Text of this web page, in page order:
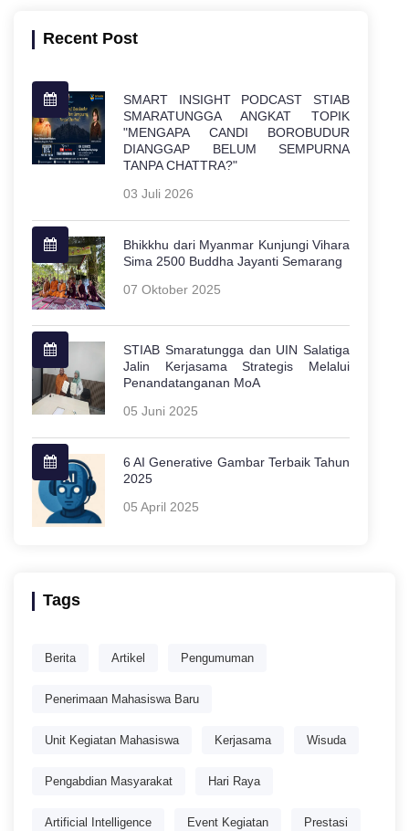
Recent Post
SMART INSIGHT PODCAST STIAB
SMARATUNGGA ANGKAT TOPIK
"MENGAPA CANDI BOROBUDUR
DIANGGAP BELUM SEMPURNA
TANPA CHATTRA?"
03 Juli 2026
Bhikkhu dari Myanmar Kunjungi Vihara
Sima 2500 Buddha Jayanti Semarang
07 Oktober 2025
STIAB Smaratungga dan UIN Salatiga
Jalin Kerjasama Strategis Melalui
Penandatanganan MoA
05 Juni 2025
6 AI Generative Gambar Terbaik Tahun
2025
05 April 2025
Tags
Berita Artikel Pengumuman
Penerimaan Mahasiswa Baru
Unit Kegiatan Mahasiswa Kerjasama Wisuda
Pengabdian Masyarakat Hari Raya
Artificial Intelligence Event Kegiatan Prestasi